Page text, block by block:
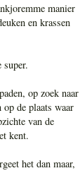
manier
en krassen
super.
op zoek naar
de plaats waar
van de
kent.
het dan maar,